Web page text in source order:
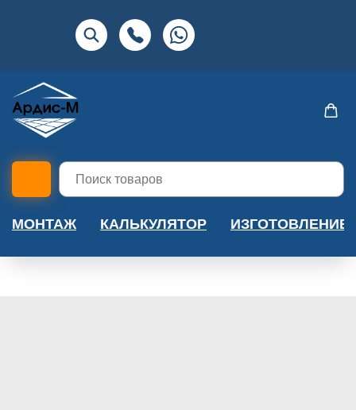
МОНТАЖ КАЛЬКУЛЯТОР ИЗГОТОВЛЕНИЕ